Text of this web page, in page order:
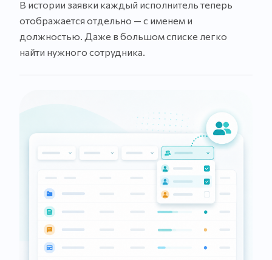
В истории заявки каждый исполнитель теперь
отображается отдельно — с именем и
должностью. Даже в большом списке легко
найти нужного сотрудника.